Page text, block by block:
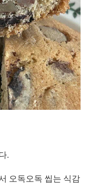
.
오독오독 씹는 식감